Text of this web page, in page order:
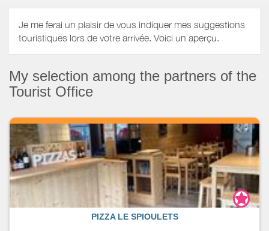
Je me ferai un plaisir de vous indiquer mes suggestions
touristiques lors de votre arrivée. Voici un aperçu.
My selection among the partners of the
Tourist Office
PIZZA LE SPIOULETS